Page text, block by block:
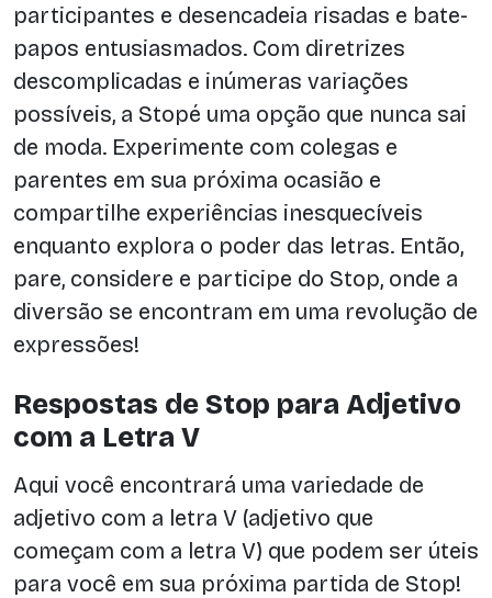
participantes e desencadeia risadas e bate-
papos entusiasmados. Com diretrizes
descomplicadas e inúmeras variações
possíveis, a Stopé uma opção que nunca sai
de moda. Experimente com colegas e
parentes em sua próxima ocasião e
compartilhe experiências inesquecíveis
enquanto explora o poder das letras. Então,
pare, considere e participe do Stop, onde a
diversão se encontram em uma revolução de
expressões!
Respostas de Stop para Adjetivo
com a Letra V
Aqui você encontrará uma variedade de
adjetivo com a letra V (adjetivo que
começam com a letra V) que podem ser úteis
para você em sua próxima partida de Stop!